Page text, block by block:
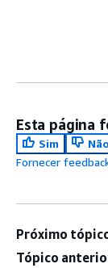
Esta página
Sim
Não
Fornecer
Próximo
Tópico